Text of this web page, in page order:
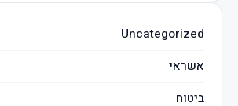
מיסים
Uncategorized
אשראי
ביטוח